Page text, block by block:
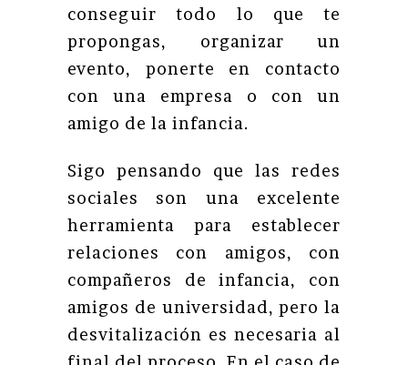
conseguir todo lo que te
propongas, organizar un
evento, ponerte en contacto
con una empresa o con un
amigo de la infancia.
Sigo pensando que las redes
sociales son una excelente
herramienta para establecer
relaciones con amigos, con
compañeros de infancia, con
amigos de universidad, pero la
desvitalización es necesaria al